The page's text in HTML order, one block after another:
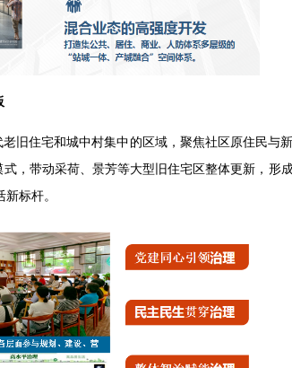
旧住宅和城中村集中的区域，聚焦社区原住民与
，带动采荷、景芳等大型旧住宅区整体更新，形
标杆。